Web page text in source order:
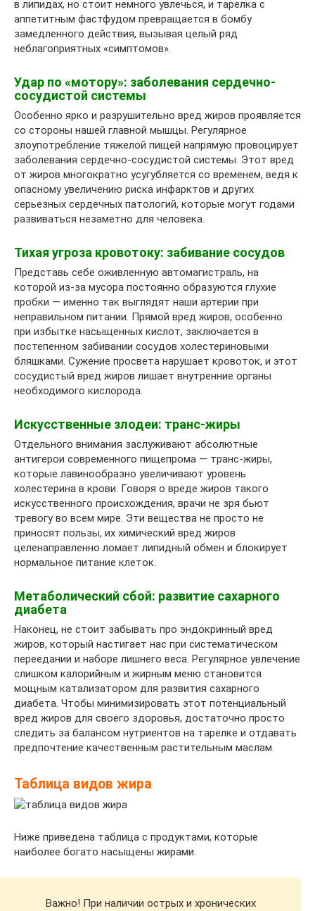
в липидах, но стоит немного увлечься, и тарелка с
аппетитным фастфудом превращается в бомбу
замедленного действия, вызывая целый ряд
неблагоприятных «симптомов».
Удар по «мотору»: заболевания сердечно-
сосудистой системы
Особенно ярко и разрушительно вред жиров проявляется
со стороны нашей главной мышцы. Регулярное
злоупотребление тяжелой пищей напрямую провоцирует
заболевания сердечно-сосудистой системы. Этот вред
от жиров многократно усугубляется со временем, ведя к
опасному увеличению риска инфарктов и других
серьезных сердечных патологий, которые могут годами
развиваться незаметно для человека.
Тихая угроза кровотоку: забивание сосудов
Представь себе оживленную автомагистраль, на
которой из-за мусора постоянно образуются глухие
пробки — именно так выглядят наши артерии при
неправильном питании. Прямой вред жиров, особенно
при избытке насыщенных кислот, заключается в
постепенном забивании сосудов холестериновыми
бляшками. Сужение просвета нарушает кровоток, и этот
сосудистый вред жиров лишает внутренние органы
необходимого кислорода.
Искусственные злодеи: транс-жиры
Отдельного внимания заслуживают абсолютные
антигерои современного пищепрома — транс-жиры,
которые лавинообразно увеличивают уровень
холестерина в крови. Говоря о вреде жиров такого
искусственного происхождения, врачи не зря бьют
тревогу во всем мире. Эти вещества не просто не
приносят пользы, их химический вред жиров
целенаправленно ломает липидный обмен и блокирует
нормальное питание клеток.
Метаболический сбой: развитие сахарного
диабета
Наконец, не стоит забывать про эндокринный вред
жиров, который настигает нас при систематическом
переедании и наборе лишнего веса. Регулярное увлечение
слишком калорийным и жирным меню становится
мощным катализатором для развития сахарного
диабета. Чтобы минимизировать этот потенциальный
вред жиров для своего здоровья, достаточно просто
следить за балансом нутриентов на тарелке и отдавать
предпочтение качественным растительным маслам.
Таблица видов жира
Ниже приведена таблица с продуктами, которые
наиболее богато насыщены жирами.
Важно! При наличии острых и хронических